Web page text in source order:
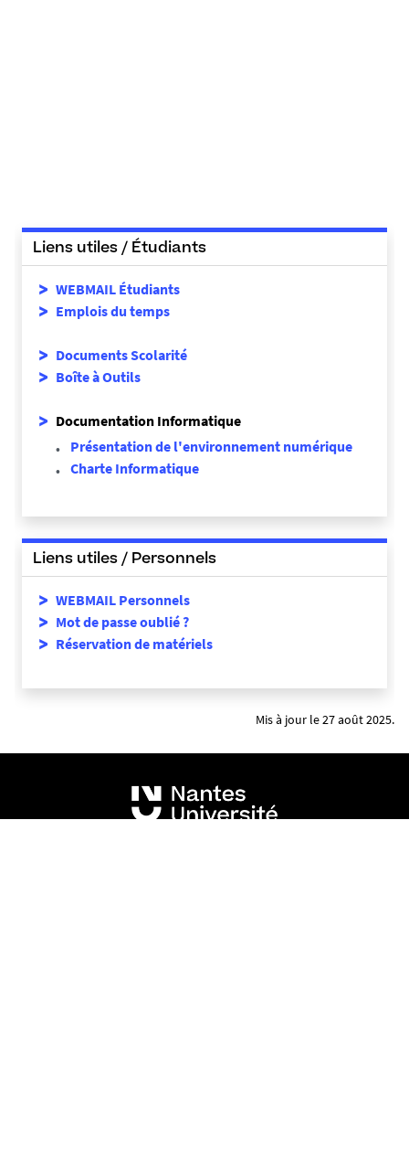
Liens utiles / Étudiants
WEBMAIL Étudiants
Emplois du temps
Documents Scolarité
Boîte à Outils
Documentation Informatique
Présentation de l'environnement numérique
Charte Informatique
Liens utiles / Personnels
WEBMAIL Personnels
Mot de passe oublié ?
Réservation de matériels
Mis à jour le 27 août 2025.